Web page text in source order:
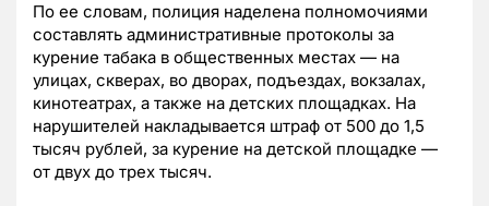
По ее словам, полиция наделена полномочиями
составлять административные протоколы за
курение табака в общественных местах — на
улицах, скверах, во дворах, подъездах, вокзалах,
кинотеатрах, а также на детских площадках. На
нарушителей накладывается штраф от 500 до 1,5
тысяч рублей, за курение на детской площадке —
от двух до трех тысяч.